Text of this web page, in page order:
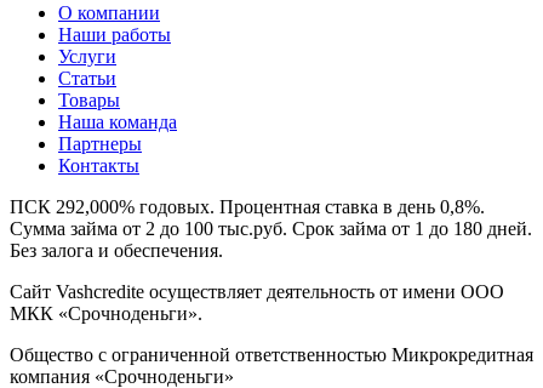
О компании
Наши работы
Услуги
Статьи
Товары
Наша команда
Партнеры
Контакты
ПСК 292,000% годовых. Процентная ставка в день 0,8%.
Сумма займа от 2 до 100 тыс.руб. Срок займа от 1 до 180 дней.
Без залога и обеспечения.
Сайт Vashcredite осуществляет деятельность от имени ООО
МКК «Срочноденьги».
Общество с ограниченной ответственностью Микрокредитная
компания «Срочноденьги»